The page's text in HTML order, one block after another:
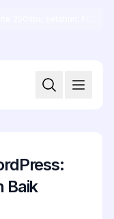
Baik